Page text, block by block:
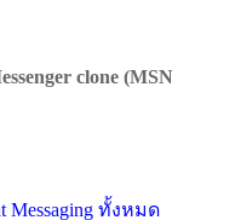
clone (MSN
ทั้งหมด